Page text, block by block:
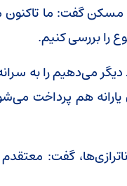
گفت: ما تاکنون
را بررسی کنیم.
دیگر می‌دهیم را به
این یارانه هم
گفت: معتقدم